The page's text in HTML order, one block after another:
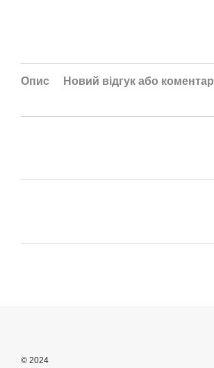
Опис Новий відгук або коментар
© 2024